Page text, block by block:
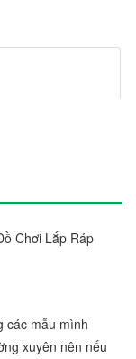
Chơi Lắp Ráp
các mẫu mình
xuyên nên nếu